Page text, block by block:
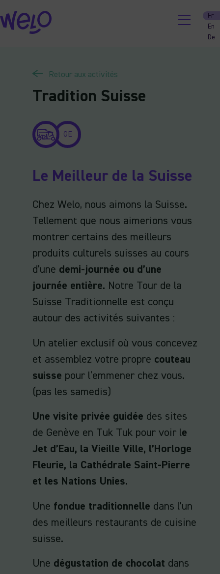
Skip
to
content
Fr
En
De
Retour aux activités
Tradition Suisse
GE
Le Meilleur de la Suisse
Chez Welo, nous aimons la Suisse.
Tellement que nous aimerions vous
montrer certains des meilleurs
produits culturels suisses au cours
d’une demi-journée ou d’une
journée entière. Notre Tour de la
Suisse Traditionnelle est conçu
autour des activités suivantes :
Un atelier exclusif où vous concevez
et assemblez votre propre couteau
suisse pour l’emmener chez vous.
(pas les samedis)
Une visite privée guidée des sites
de Genève en Tuk Tuk pour voir le
Jet d’Eau, la Vieille Ville, l’Horloge
Fleurie, la Cathédrale Saint-Pierre
et les Nations Unies.
Une fondue traditionnelle dans l’un
des meilleurs restaurants de cuisine
suisse.
Une dégustation de chocolat dans